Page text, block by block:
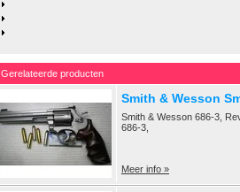
Gerelateerde producten
Smith & Wesson
Smith & Wesson 686-3,
686-3,
Meer info »